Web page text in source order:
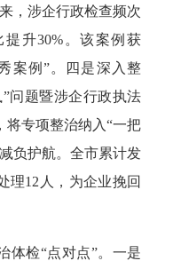
，涉企行政检查频次
升30%。该案例获
案例”。
四是深入整
问题暨涉企行政执法
将专项整治纳入“一把
负护航。全市累计发
理12人，为企业挽回
体检“点对点”。 一是